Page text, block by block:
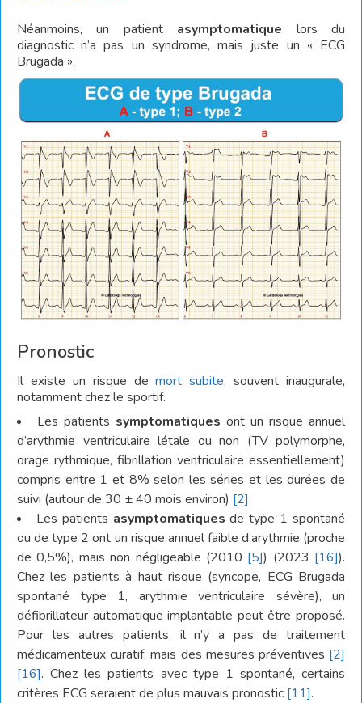
Néanmoins, un patient asymptomatique lors du
diagnostic n’a pas un syndrome, mais juste un « ECG
Brugada ».
Pronostic
Il existe un risque demort subite, souvent inaugurale,
notamment chez le sportif.
Les patients symptomatiques ont un risque annuel
d’arythmie ventriculaire létale ou non (TV polymorphe,
orage rythmique, fibrillation ventriculaire essentiellement)
compris entre 1 et 8% selon les séries et les durées de
suivi (autour de 30 ± 40 mois environ) [2].
Les patients asymptomatiques de type 1 spontané
ou de type 2 ont un risque annuel faible d’arythmie (proche
de 0,5%), mais non négligeable (2010 [5]) (2023 [16]).
Chez les patients à haut risque (syncope, ECG Brugada
spontané type 1, arythmie ventriculaire sévère), un
défibrillateur automatique implantable peut être proposé.
Pour les autres patients, il n’y a pas de traitement
médicamenteux curatif, mais des mesures préventives [2]
[16]. Chez les patients avec type 1 spontané, certains
critères ECG seraient de plus mauvais pronostic [11].